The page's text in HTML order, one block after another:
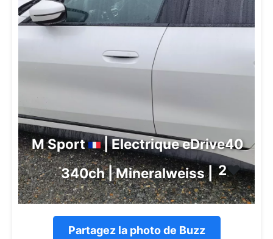
M Sport
| Electrique eDrive40
340ch | Mineralweiss |2❤️
Partagez la photo de Buzz